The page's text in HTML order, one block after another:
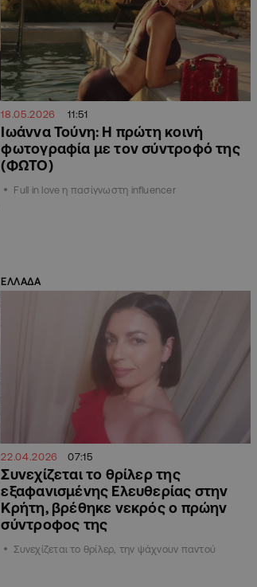
18.05.2026 11:51
Ιωάννα Τούνη: H πρώτη κοινή
φωτογραφία με τον σύντροφό της
(ΦΩΤΟ)
Full in love η πασίγνωστη influencer
ΕΛΛΑΔΑ
22.04.2026 07:15
Συνεχίζεται το θρίλερ της
εξαφανισμένης Ελευθερίας στην
Κρήτη, βρέθηκε νεκρός ο πρώην
σύντροφος της
Συνεχίζεται το θρίλερ, την ψάχνουν παντού